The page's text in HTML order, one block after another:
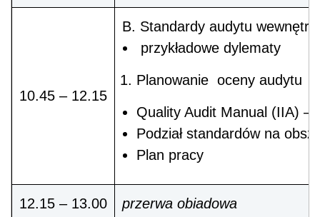
10.45 – 12.15
B. Standardy audytu
przykładowe dylematy
Planowanie oceny audytu
Quality Audit Manual (IIA) –
Podział standardów na
Plan pracy
12.15 – 13.00 przerwa obiadowa